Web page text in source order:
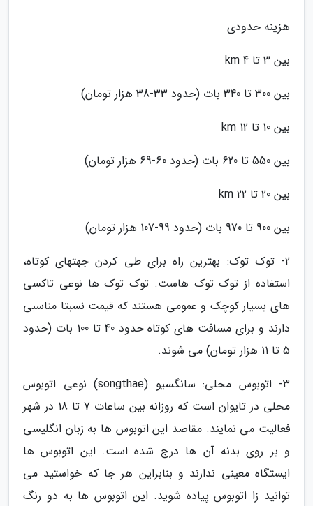
هزینه حدودی
بین 3 تا 4 km
بین 300 تا 340 بات (حدود 33-38 هزار تومان)
بین 10 تا 12 km
بین 550 تا 620 بات (حدود 60-69 هزار تومان)
بین 20 تا 22 km
بین 900 تا 970 بات (حدود 99-107 هزار تومان)
2- توک توک: بهترین راه برای طی کردن جهتهای کوتاه،
استفاده از توک توک هاست. توک توک ها نوعی تاکسی
های بسیار کوچک و عمومی هستند که قیمت نسبتا مناسبی
دارند و برای مسافت های کوتاه حدود 40 تا 100 بات (حدود
5 تا 11 هزار تومان) می شوند.
3- اتوبوس محلی: سانگسیو (songthae) نوعی اتوبوس
محلی در تایوان است که روزانه بین ساعات 7 تا 18 در شهر
فعالیت می نمایند. مقاصد این اتوبوس ها به زبان انگلیسی
و بر روی بدنه آن ها درج شده است. این اتوبوس ها
ایستگاه معینی ندارند و بنابراین هر جا که خواستید می
توانید زا اتوبوس پیاده شوید. این اتوبوس ها به دو رنگ